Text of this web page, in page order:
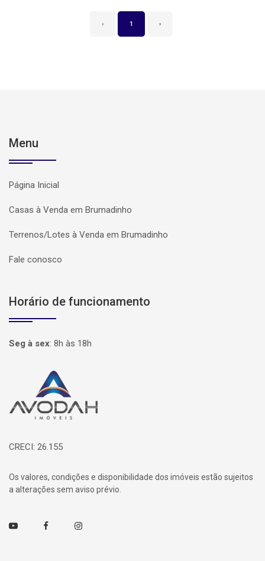
‹ 1 ›
Menu
Página Inicial
Casas à Venda em Brumadinho
Terrenos/Lotes à Venda em Brumadinho
Fale conosco
Horário de funcionamento
Seg à sex: 8h às 18h
Página inicial
CRECI: 26.155
Os valores, condições e disponibilidade dos imóveis estão sujeitos
a alterações sem aviso prévio.
Youtube FacebookInstagram